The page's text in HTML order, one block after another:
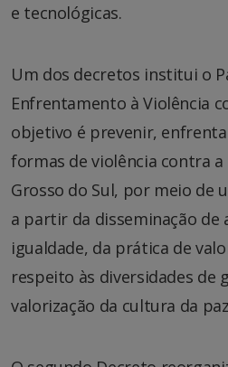
e tecnológicas.
Um dos decretos institui o
Enfrentamento à Violência
objetivo é prevenir,
formas de violência contra
Grosso do Sul, por meio de
a partir da disseminação de
igualdade, da prática de
respeito às diversidades de
valorização da cultura da